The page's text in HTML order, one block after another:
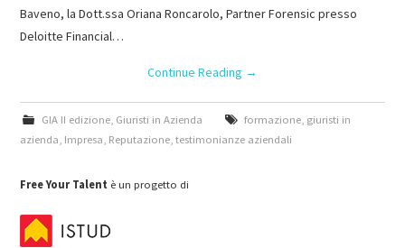
Baveno, la Dott.ssa Oriana Roncarolo, Partner Forensic presso
Deloitte Financial…
Continue Reading →
GIA II edizione, Giuristi in Azienda formazione, giuristi in
azienda Impresa Reputazione ,testimonianze aziendali
Free Your Talent è un progetto di